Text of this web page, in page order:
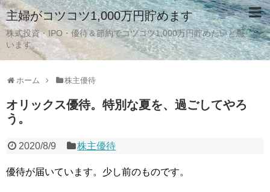
主婦がコツコツ1,000万円貯めます
株式投資・IPO・優待＆節約でコツコツ1,000万円貯めたいと思
います。
ホーム 株主優待
オリックス優待。特別な夏を、過ごしてやろ
う。
2020/8/9 株主優待
優待が届いています。少し前のものです。